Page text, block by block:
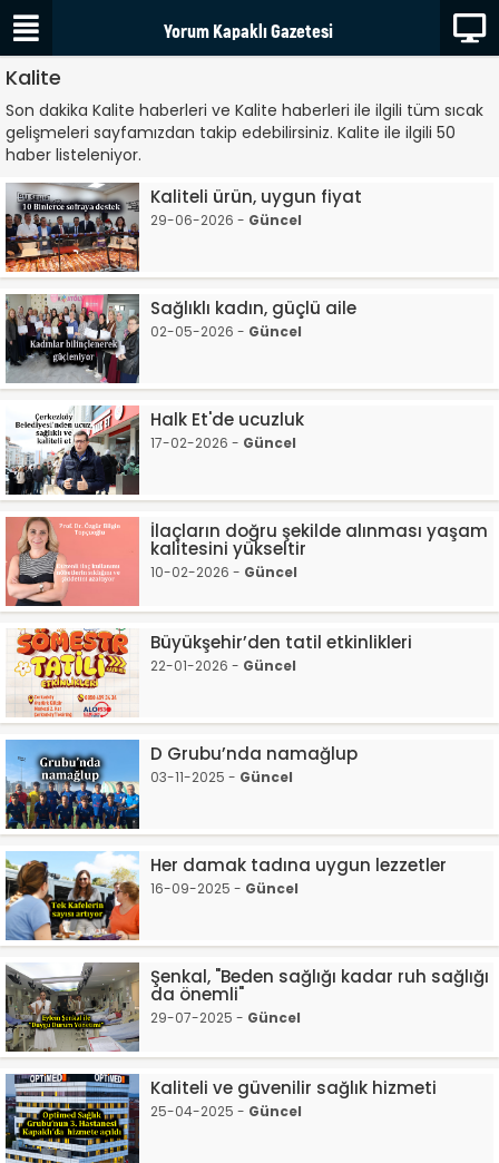
Kalite
Son dakika Kalite haberleri ve Kalite haberleri ile ilgili tüm sıcak
gelişmeleri sayfamızdan takip edebilirsiniz. Kalite ile ilgili 50
haber listeleniyor.
Kaliteli ürün, uygun fiyat
29-06-2026 - Güncel
Sağlıklı kadın, güçlü aile
02-05-2026 - Güncel
Halk Et'de ucuzluk
17-02-2026 - Güncel
İlaçların doğru şekilde alınması yaşam
kalitesini yükseltir
10-02-2026 - Güncel
Büyükşehir’den tatil etkinlikleri
22-01-2026 - Güncel
D Grubu’nda namağlup
03-11-2025 - Güncel
Her damak tadına uygun lezzetler
16-09-2025 - Güncel
Şenkal, "Beden sağlığı kadar ruh sağlığı
da önemli"
29-07-2025 - Güncel
Kaliteli ve güvenilir sağlık hizmeti
25-04-2025 - Güncel